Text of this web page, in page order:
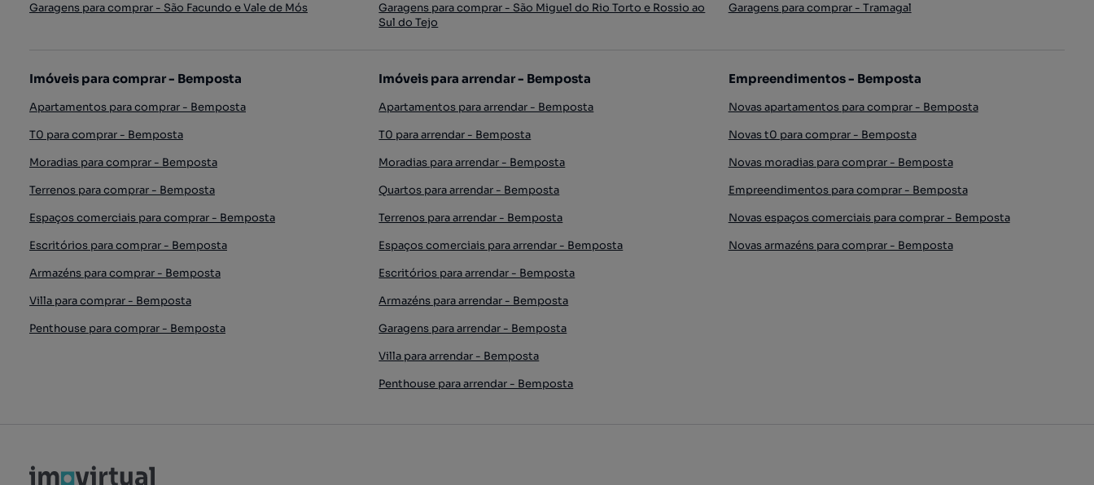
Garagens para comprar - São Facundo e Vale de Mós
Garagens para comprar - São Miguel do Rio Torto e Rossio ao
Sul do Tejo
Garagens para comprar - Tramagal
Imóveis para comprar - Bemposta
Apartamentos para comprar - Bemposta
T0 para comprar - Bemposta
Moradias para comprar - Bemposta
Terrenos para comprar - Bemposta
Espaços comerciais para comprar - Bemposta
Escritórios para comprar - Bemposta
Armazéns para comprar - Bemposta
Villa para comprar - Bemposta
Penthouse para comprar - Bemposta
Imóveis para arrendar - Bemposta
Apartamentos para arrendar - Bemposta
T0 para arrendar - Bemposta
Moradias para arrendar - Bemposta
Quartos para arrendar - Bemposta
Terrenos para arrendar - Bemposta
Espaços comerciais para arrendar - Bemposta
Escritórios para arrendar - Bemposta
Armazéns para arrendar - Bemposta
Garagens para arrendar - Bemposta
Villa para arrendar - Bemposta
Penthouse para arrendar - Bemposta
Empreendimentos - Bemposta
Novas apartamentos para comprar - Bemposta
Novas t0 para comprar - Bemposta
Novas moradias para comprar - Bemposta
Empreendimentos para comprar - Bemposta
Novas espaços comerciais para comprar - Bemposta
Novas armazéns para comprar - Bemposta